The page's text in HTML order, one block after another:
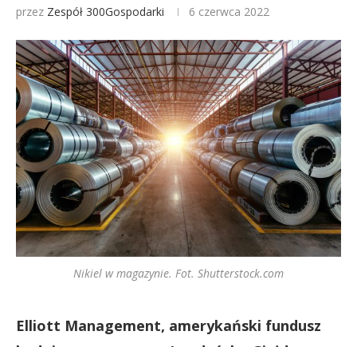
przez Zespół 300Gospodarki 6 czerwca 2022
Nikiel w magazynie. Fot. Shutterstock.com
Elliott Management, amerykański fundusz